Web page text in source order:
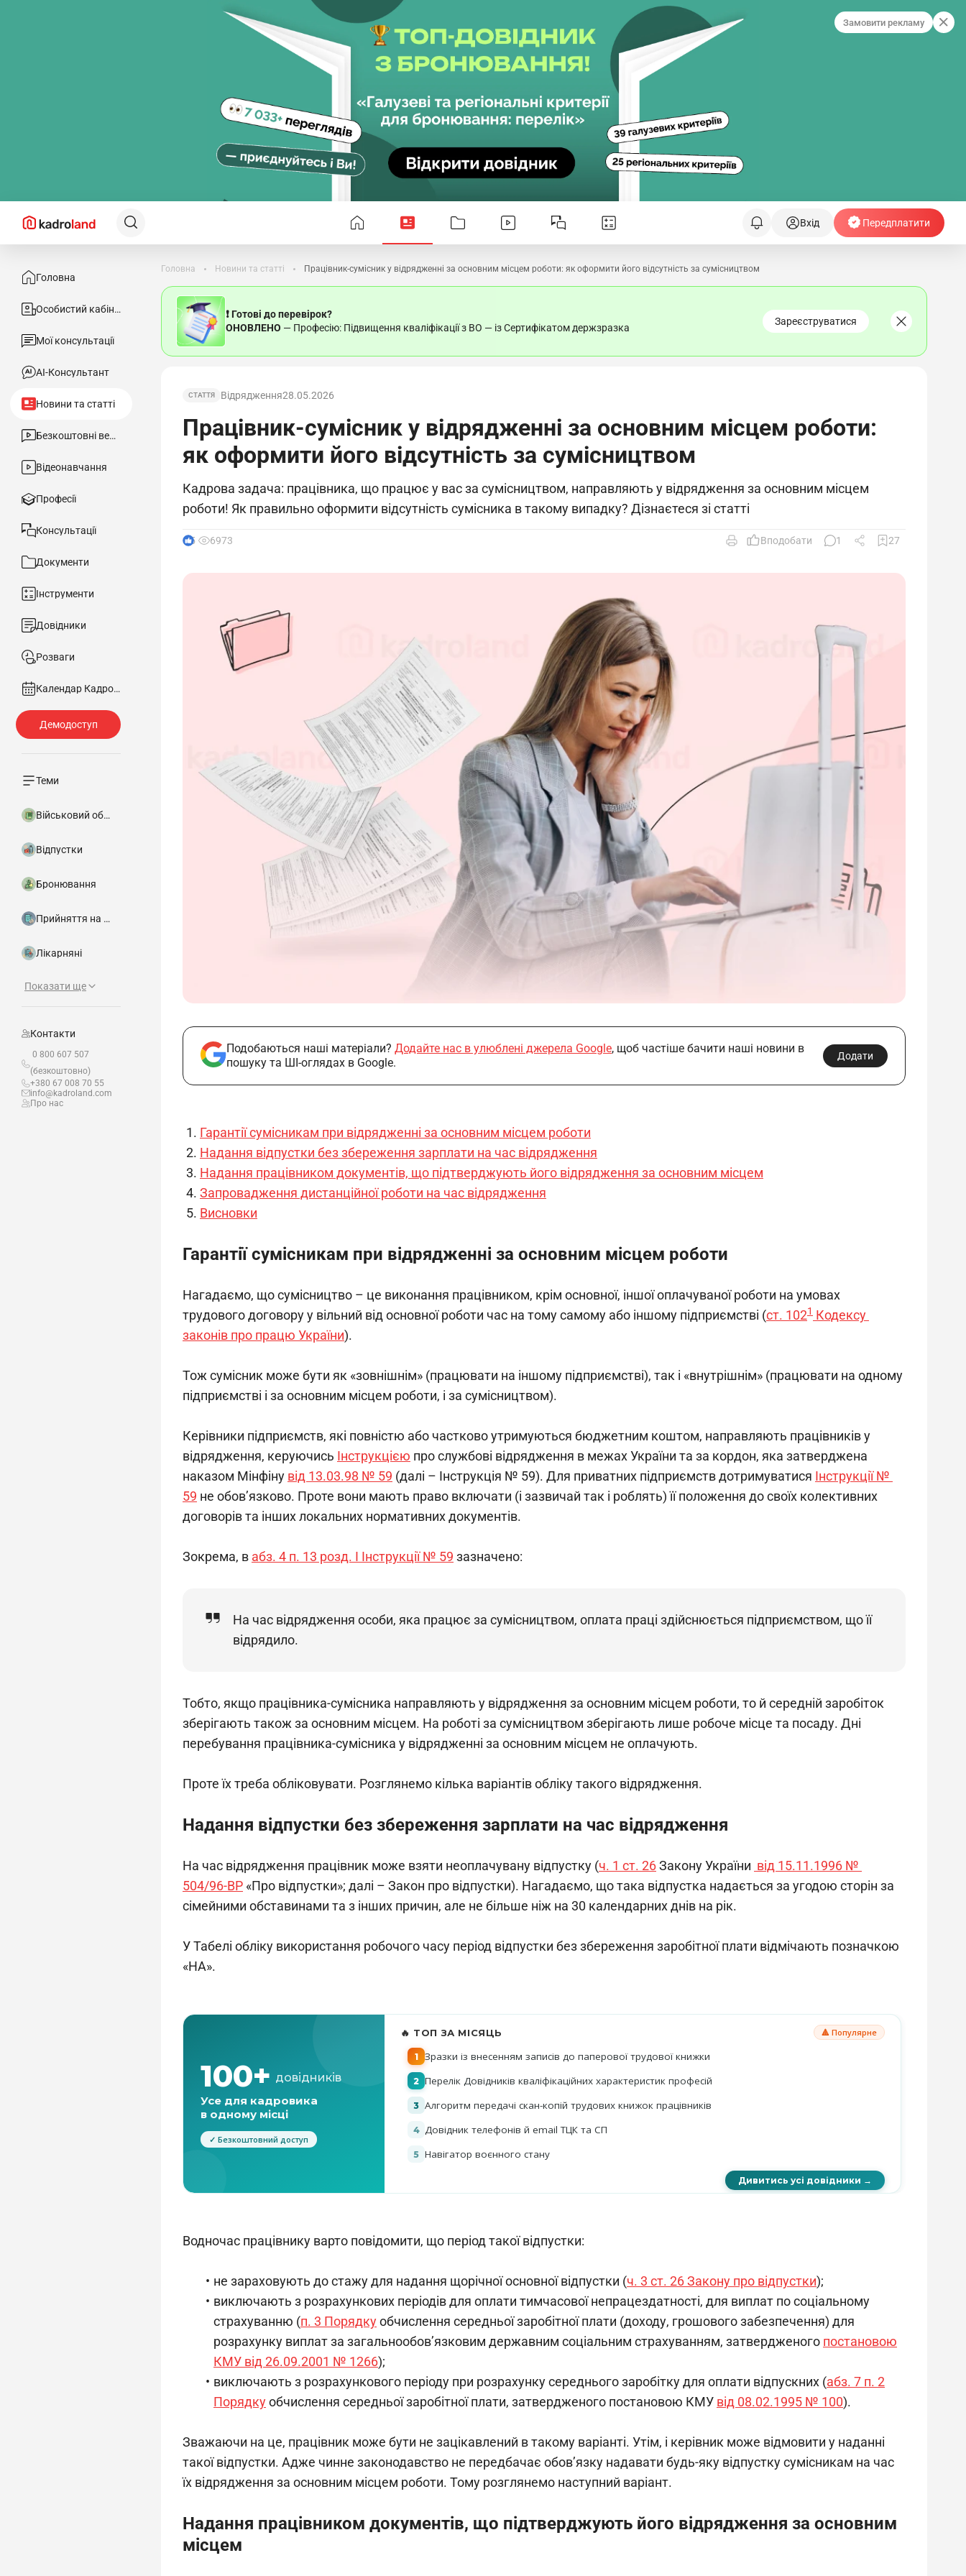
Замовити рекламу
Вхід Передплатити
Головна
Особистий кабінет
Мої консультації
АІ-Консультант
Новини та статті
Безкоштовні вебінари
Відеонавчання
Професії
Консультації
Документи
Інструменти
Довідники
Розваги
Календар Кадровика
Теми
Військовий облік
Відпустки
Бронювання
Прийняття на роботу
Лікарняні
Показати ще
Контакти
0 800 607 507
(безкоштовно)
+380 67 008 70 55
info@kadroland.com
Про нас
Головна Новини та статті Працівник-сумісник у відрядженні за основним місцем роботи: як оформити його відсутність за сумісництвом
❗ Готові до перевірок?
ОНОВЛЕНО — Професію: Підвищення кваліфікації з ВО — із Сертифікатом держзразка
Зареєструватися
СТАТТЯ Відрядження28.05.2026
Працівник-сумісник у відрядженні за основним місцем роботи:
як оформити його відсутність за сумісництвом
Кадрова задача: працівника, що працює у вас за сумісництвом, направляють у відрядження за основним місцем
роботи! Як правильно оформити відсутність сумісника в такому випадку? Дізнаєтеся зі статті
5 6973 Вподобати 1 27
Подобаються наші матеріали? Додайте нас в улюблені джерела Google, щоб частіше бачити наші новини в
пошуку та ШІ-оглядах в Google.
Додати
Гарантії сумісникам при відрядженні за основним місцем роботи
Надання відпустки без збереження зарплати на час відрядження
Надання працівником документів, що підтверджують його відрядження за основним місцем
Запровадження дистанційної роботи на час відрядження
Висновки
Гарантії сумісникам при відрядженні за основним місцем роботи
Нагадаємо, що сумісництво – це виконання працівником, крім основної, іншої оплачуваної роботи на умовах
трудового договору у вільний від основної роботи час на тому самому або іншому підприємстві (ст. 1021 Кодексу
законів про працю України).
Тож сумісник може бути як «зовнішнім» (працювати на іншому підприємстві), так і «внутрішнім» (працювати на одному
підприємстві і за основним місцем роботи, і за сумісництвом).
Керівники підприємств, які повністю або частково утримуються бюджетним коштом, направляють працівників у
відрядження, керуючись Інструкцією про службові відрядження в межах України та за кордон, яка затверджена
наказом Мінфіну від 13.03.98 № 59 (далі – Інструкція № 59). Для приватних підприємств дотримуватися Інструкції №
59 не обов’язково. Проте вони мають право включати (і зазвичай так і роблять) її положення до своїх колективних
договорів та інших локальних нормативних документів.
Зокрема, в абз. 4 п. 13 розд. I Інструкції № 59 зазначено:
На час відрядження особи, яка працює за сумісництвом, оплата праці здійснюється підприємством, що її
відрядило.
Тобто, якщо працівника-сумісника направляють у відрядження за основним місцем роботи, то й середній заробіток
зберігають також за основним місцем. На роботі за сумісництвом зберігають лише робоче місце та посаду. Дні
перебування працівника-сумісника у відрядженні за основним місцем не оплачують.
Проте їх треба обліковувати. Розглянемо кілька варіантів обліку такого відрядження.
Надання відпустки без збереження зарплати на час відрядження
На час відрядження працівник може взяти неоплачувану відпустку (ч. 1 ст. 26 Закону України від 15.11.1996 №
504/96-ВР «Про відпустки»; далі – Закон про відпустки). Нагадаємо, що така відпустка надається за угодою сторін за
сімейними обставинами та з інших причин, але не більше ніж на 30 календарних днів на рік.
У Табелі обліку використання робочого часу період відпустки без збереження заробітної плати відмічають позначкою
«НА».
Водночас працівнику варто повідомити, що період такої відпустки:
не зараховують до стажу для надання щорічної основної відпустки (ч. 3 ст. 26 Закону про відпустки);
виключають з розрахункових періодів для оплати тимчасової непрацездатності, для виплат по соціальному
страхуванню (п. 3 Порядкуобчислення середньої заробітної плати (доходу, грошового забезпечення) для
розрахунку виплат за загальнообов’язковим державним соціальним страхуванням, затвердженого постановою
КМУ від 26.09.2001 № 1266);
виключають з розрахункового періоду при розрахунку середнього заробітку для оплати відпускних (абз. 7 п. 2
Порядкуобчислення середньої заробітної плати, затвердженого постановою КМУ від 08.02.1995 № 100).
Зважаючи на це, працівник може бути не зацікавлений в такому варіанті. Утім, і керівник може відмовити у наданні
такої відпустки. Адже чинне законодавство не передбачає обов’язку надавати будь-яку відпустку сумісникам на час
їх відрядження за основним місцем роботи. Тому розглянемо наступний варіант.
Надання працівником документів, що підтверджують його відрядження за основним
місцем